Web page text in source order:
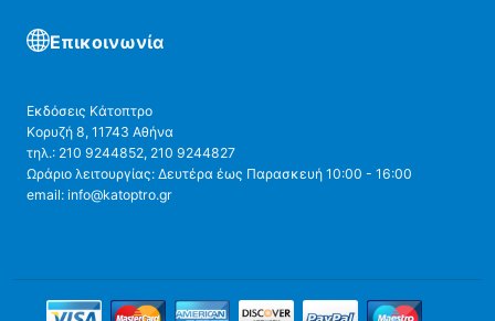
Επικοινωνία
Εκδόσεις Κάτοπτρο
Κορυζή 8, 11743 Αθήνα
τηλ.: 210 9244852, 210 9244827
Ωράριο λειτουργίας: Δευτέρα έως Παρασκευή 10:00 - 16:00
email: info@katoptro.gr